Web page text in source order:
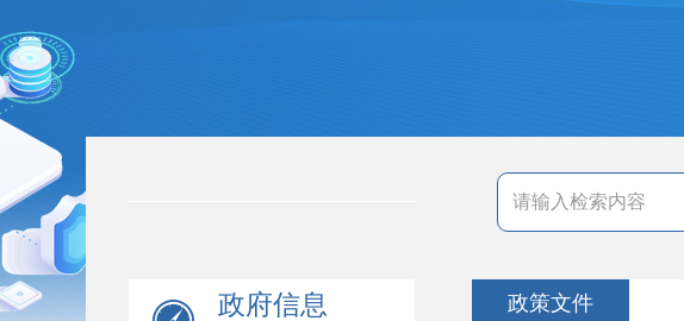
政府信息
政策文件